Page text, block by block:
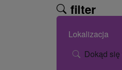
filter
Lokalizacja
Dokąd się